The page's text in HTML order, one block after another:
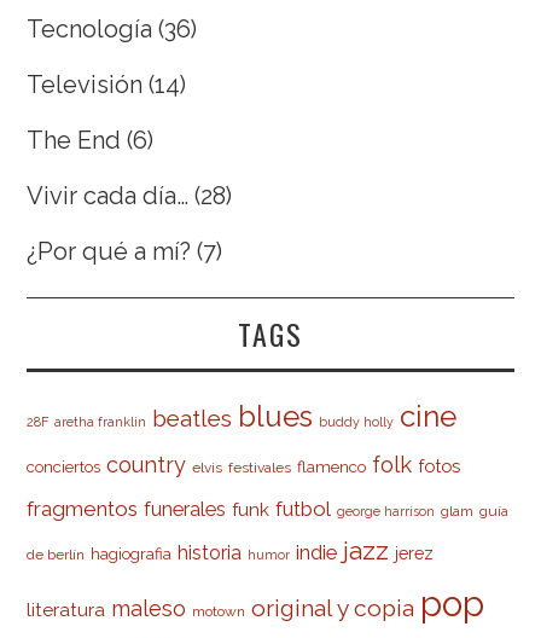
Tecnología (36)
Televisión (14)
The End (6)
Vivir cada día… (28)
¿Por qué a mí? (7)
TAGS
28F aretha franklin beatles blues buddy holly cine
conciertos country elvis festivales flamenco folk fotos
fragmentos funerales funk futbol george harrison glam guía
de berlín hagiografia historia humor indie jazz jerez
literatura maleso motown original y copia pop